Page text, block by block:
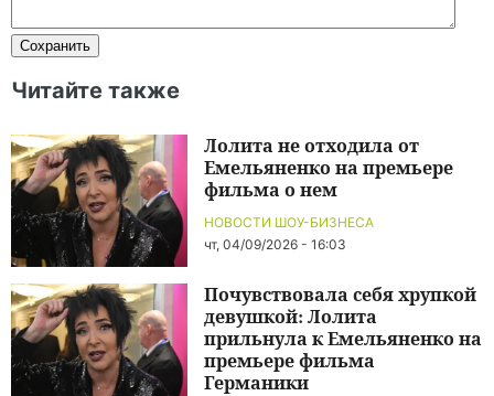
Читайте также
НОВОСТИ ШОУ-БИЗНЕСА
чт, 04/09/2026 - 16:03
Лолита не отходила от
Емельяненко на премьере
фильма о нем
Почувствовала себя хрупкой
девушкой: Лолита
прильнула к Емельяненко на
премьере фильма
Германики